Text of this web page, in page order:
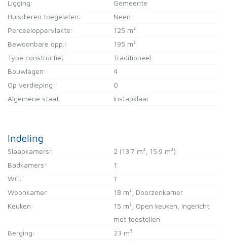
Ligging:
Gemeente
Huisdieren toegelaten:
Neen
Perceeloppervlakte:
125 m²
Bewoonbare opp.:
195 m²
Type constructie:
Traditioneel
Bouwlagen:
4
Op verdieping:
0
Algemene staat:
Instapklaar
Indeling
Slaapkamers: 2 (13.7 m², 15.9 m²)
Badkamers:
1
WC:
1
Woonkamer:
18 m² , Doorzonkamer
Keuken:
15 m² , Open keuken, Ingericht
met toestellen
Berging:
23 m²